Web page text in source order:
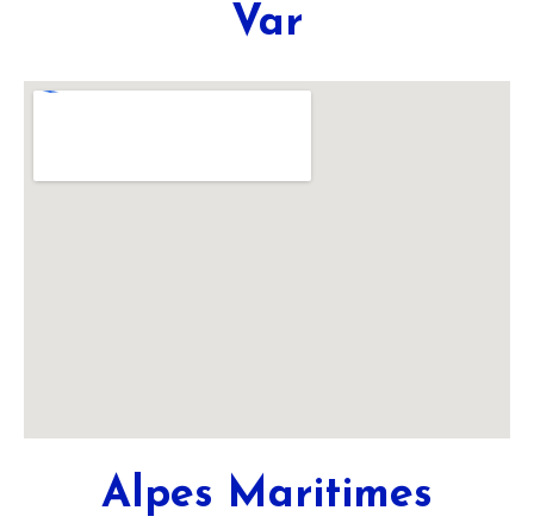
Var
Alpes Maritimes